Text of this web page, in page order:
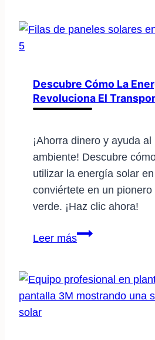
a
con
energía
cómo
hacerlo
Descubre Cómo La
Revoluciona El
¡Ahorra dinero y ayuda al
ambiente! Descubre
utilizar la energía solar
conviértete en un
verde. ¡Haz clic ahora!
Leer másDescubre
energía
solar